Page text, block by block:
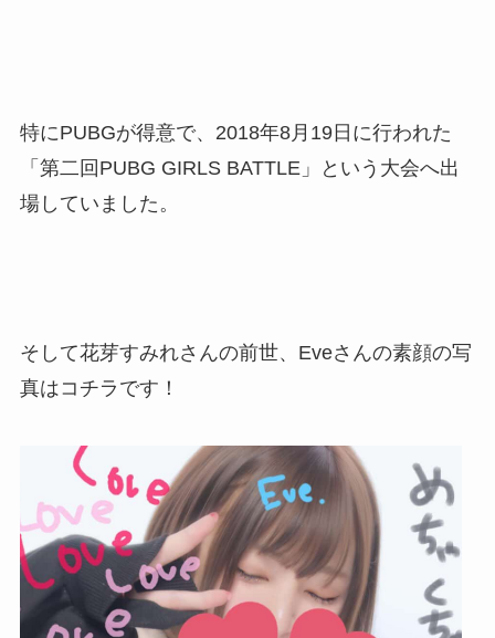
特にPUBGが得意で、2018年8月19日に行われた
「 第二回PUBG GIRLS BATTLE 」という大会へ出
場していました。
そして花芽すみれさんの前世、Eveさんの素顔の写
真はコチラです！